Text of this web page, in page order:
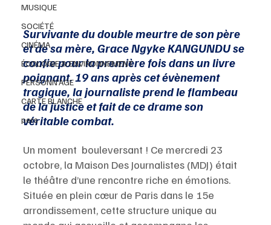
MUSIQUE
SOCIÉTÉ
CINÉMA
ÉCOLOGIE & ENVIRONNEMENT
PERSONN'AGE
CARTE BLANCHE
pers
Survivante du double meurtre de son père
et de sa mère, Grace Ngyke KANGUNDU se
confie pour la première fois dans un livre
poignant. 19 ans après cet évènement
tragique, la journaliste prend le flambeau
de la justice et fait de ce drame son
véritable combat.
Un moment  bouleversant ! Ce mercredi 23
octobre, la Maison Des Journalistes (MDJ) était
le théâtre d’une rencontre riche en émotions.
Située en plein cœur de Paris dans le 15e
arrondissement, cette structure unique au